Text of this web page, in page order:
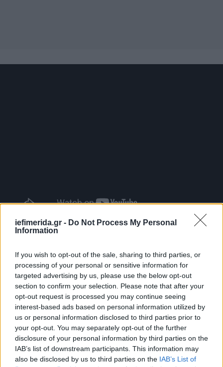
iefimerida.gr - Do Not Process My Personal
Information
If you wish to opt-out of the sale, sharing to third parties, or
processing of your personal or sensitive information for
targeted advertising by us, please use the below opt-out
section to confirm your selection. Please note that after your
opt-out request is processed you may continue seeing
interest-based ads based on personal information utilized by
us or personal information disclosed to third parties prior to
your opt-out. You may separately opt-out of the further
disclosure of your personal information by third parties on the
IAB’s list of downstream participants. This information may
also be disclosed by us to third parties on the IAB’s List of
το 1996 έως το 2000. Στο The View το 2025, η
Σιλντς είχε αποκαλύψει ότι, κατά τη διάρκεια των
γυρισμάτων της εμφάνισής της στη μακρόχρονη
κωμική σειρά, ήθελε να εντυπωσιάσει το καστ και
να νιώσει ότι ανήκει στην ομάδα.
«Το μόνο που ήθελα ήταν να με συμπαθήσουν»
«Όταν μπαίνεις σε μια σειρά που λειτουργεί τόσο
καλά και είναι τόσο επιτυχημένη, και εγώ ήμουν